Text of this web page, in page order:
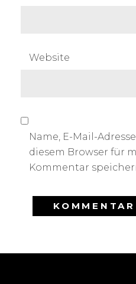
Website
Name, E-Mail-
diesem Browser für
Kommentar